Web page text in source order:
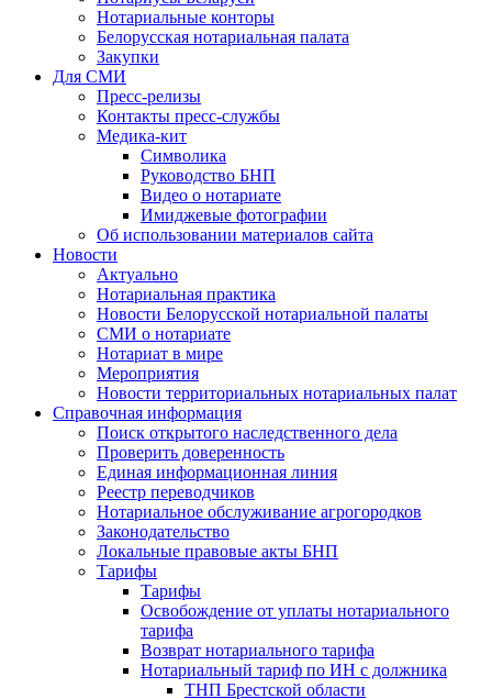
Нотариальные конторы
Белорусская нотариальная палата
Закупки
Для СМИ
Пресс-релизы
Контакты пресс-службы
Медика-кит
Символика
Руководство БНП
Видео о нотариате
Имиджевые фотографии
Об использовании материалов сайта
Новости
Актуально
Нотариальная практика
Новости Белорусской нотариальной палаты
СМИ о нотариате
Нотариат в мире
Мероприятия
Новости территориальных нотариальных палат
Справочная информация
Поиск открытого наследственного дела
Проверить доверенность
Единая информационная линия
Реестр переводчиков
Нотариальное обслуживание агрогородков
Законодательство
Локальные правовые акты БНП
Тарифы
Тарифы
Освобождение от уплаты нотариального
тарифа
Возврат нотариального тарифа
Нотариальный тариф по ИН с должника
ТНП Брестской области